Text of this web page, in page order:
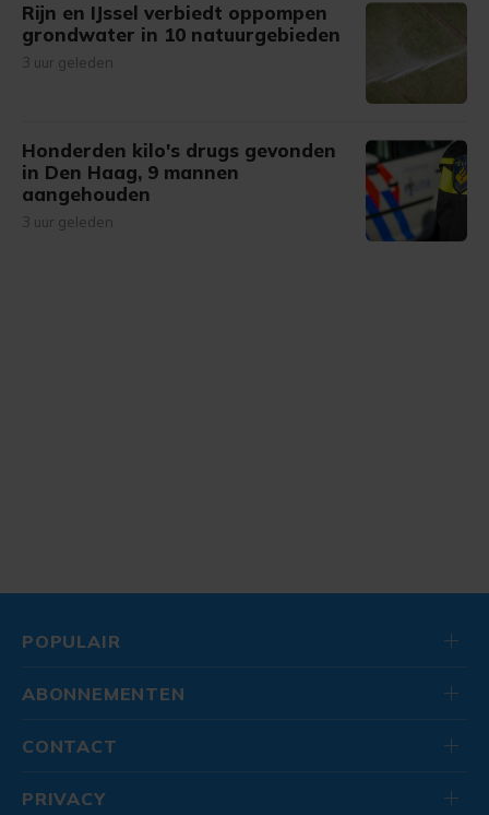
Rijn en IJssel verbiedt oppompen
grondwater in 10 natuurgebieden
3 uur geleden
Honderden kilo's drugs gevonden
in Den Haag, 9 mannen
aangehouden
3 uur geleden
POPULAIR
ABONNEMENTEN
CONTACT
PRIVACY